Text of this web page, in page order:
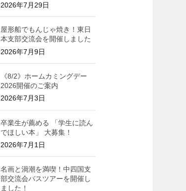
2026年7月29日
屋形船でもんじゃ焼き！東日
本支部交流会を開催しました
2026年7月9日
《8/2》ホームカミングデー
2026開催のご案内
2026年7月3日
卒業生が薦める 「学生に読ん
でほしい本」 大募集！
2026年7月1日
名画と渦潮を満喫！中四国支
部交流会バスツアーを開催し
ました！